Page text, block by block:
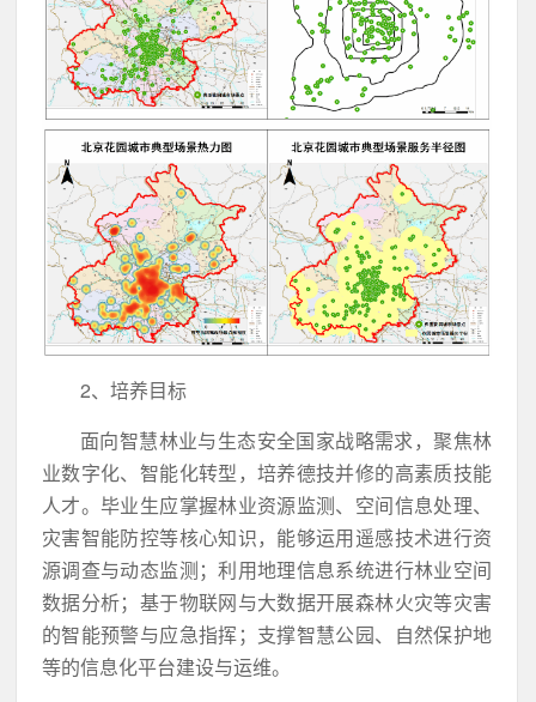
2、培养目标
面向智慧林业与生态安全国家战略需求，聚焦林
业数字化、智能化转型，培养德技并修的高素质技能
人才。毕业生应掌握林业资源监测、空间信息处理、
灾害智能防控等核心知识，能够运用遥感技术进行资
源调查与动态监测；利用地理信息系统进行林业空间
数据分析；基于物联网与大数据开展森林火灾等灾害
的智能预警与应急指挥；支撑智慧公园、自然保护地
等的信息化平台建设与运维。